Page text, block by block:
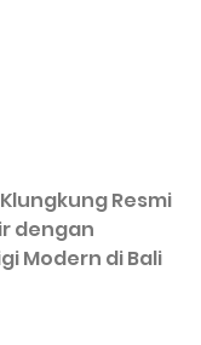
Resmi
dengan
Modern di Bali